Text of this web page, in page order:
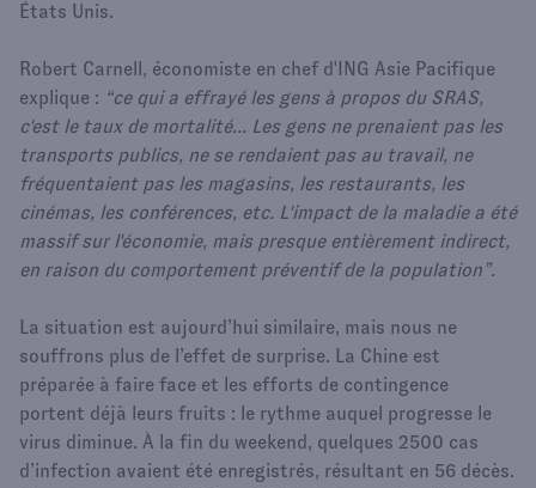
États Unis.
Robert Carnell, économiste en chef d'ING Asie Pacifique
explique : “ce qui a effrayé les gens à propos du SRAS,
c'est le taux de mortalité... Les gens ne prenaient pas les
transports publics, ne se rendaient pas au travail, ne
fréquentaient pas les magasins, les restaurants, les
cinémas, les conférences, etc. L'impact de la maladie a été
massif sur l'économie, mais presque entièrement indirect,
en raison du comportement préventif de la population”.
La situation est aujourd’hui similaire, mais nous ne
souffrons plus de l’effet de surprise. La Chine est
préparée à faire face et les efforts de contingence
portent déjà leurs fruits : le rythme auquel progresse le
virus diminue. À la fin du weekend, quelques 2500 cas
d’infection avaient été enregistrés, résultant en 56 décès.